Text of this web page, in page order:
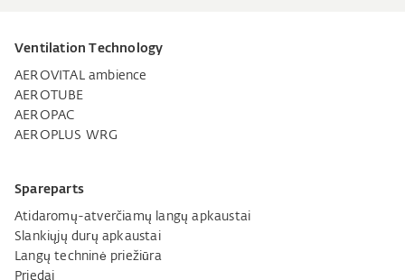
Ventilation Technology
AEROVITAL ambience
AEROTUBE
AEROPAC
AEROPLUS WRG
Spareparts
Atidaromų-atverčiamų langų apkaustai
Slankiųjų durų apkaustai
Langų techninė priežiūra
Priedai